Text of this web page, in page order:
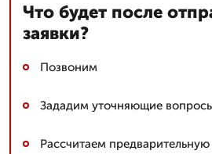
Что будет после
заявки?
Позвоним
Зададим уточняющие
Рассчитаем